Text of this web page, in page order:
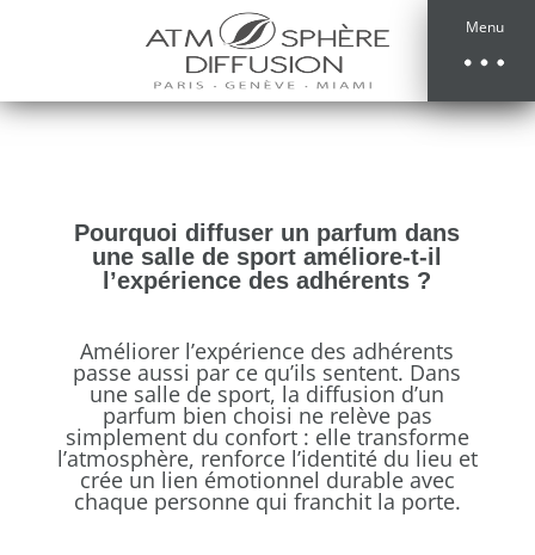
Menu
Pourquoi diffuser un parfum dans
une salle de sport améliore-t-il
l’expérience des adhérents ?
Améliorer l’expérience des adhérents
passe aussi par ce qu’ils sentent. Dans
une salle de sport, la diffusion d’un
parfum bien choisi ne relève pas
simplement du confort : elle transforme
l’atmosphère, renforce l’identité du lieu et
crée un lien émotionnel durable avec
chaque personne qui franchit la porte.